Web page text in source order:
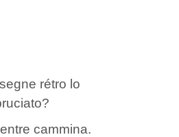
rétro lo
cammina.